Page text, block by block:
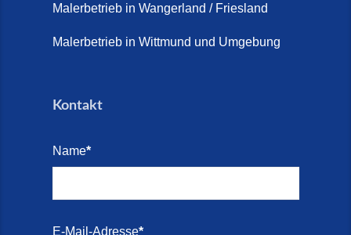
Malerbetrieb in Wangerland / Friesland
Malerbetrieb in Wittmund und Umgebung
Kontakt
Name*
E-Mail-Adresse*